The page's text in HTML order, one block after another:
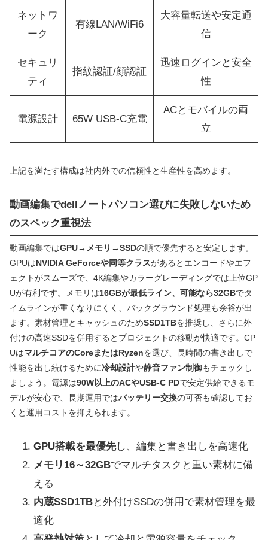
ネットワ
ーク
有線LAN/WiFi6
大容量転送や安定通
信
セキュリ
ティ
指紋認証/顔認証
迅速ログインと安全
性
電源設計 65W USB-C充電
ACとモバイルの両
立
上記を満たす構成は社内外での信頼性と生産性を高めます。
動画編集でdellノートパソコン選びに失敗しないため
のスペック重視法
動画編集ではGPU→メモリ→SSDの順で優先すると安定します。
GPUはNVIDIA GeForceや同等クラスがあるとエンコードやエフ
ェクトがスムーズで、4K編集やカラーグレーディングでは上位GP
Uが有利です。メモリは16GBが最低ライン、可能なら32GBでタ
イムラインが重くなりにくく、バックグラウンド処理も余裕が出
ます。素材管理とキャッシュのためSSD1TBを推奨し、さらに外
付けの高速SSDを併用するとプロジェクトの移動が快適です。CP
UはマルチコアのCoreまたはRyzenを選び、長時間の書き出しで
性能を出し続けるために冷却設計や静音ファン制御もチェックし
ましょう。電源は90W以上のACやUSB-C PDで安定供給できるモ
デルが安心で、長期運用ではバッテリー交換の可否も確認してお
くと運用コストを抑えられます。
GPU搭載を最優先し、編集と書き出しを高速化
メモリ16～32GBでマルチタスクと重い素材に備
える
内蔵SSD1TBと外付けSSDの併用で素材管理を最
適化